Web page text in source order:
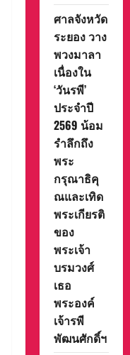
ศาลจังหวัด
ระยอง วาง
พวงมาลา
เนื่องใน
‘วันรพี’
ประจำปี
2569 น้อม
รำลึกถึง
พระ
กรุณาธิคุ
ณและเทิด
พระเกียรติ
ของ
พระเจ้า
บรมวงศ์
เธอ
พระองค์
เจ้ารพี
พัฒนศักดิ์ฯ